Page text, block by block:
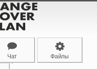
Чат Файлы